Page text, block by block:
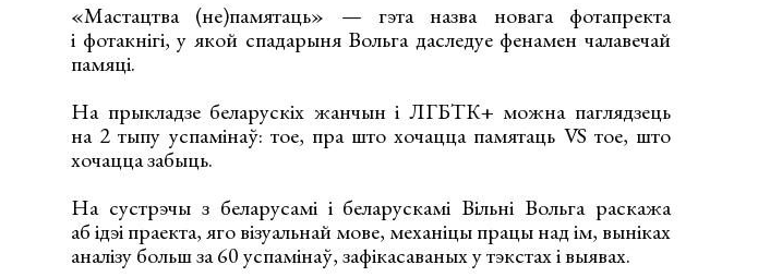
«Мастацтва (не)памятаць» — гэта назва новага фотапректа
і фотакнігі, у якой спадарыня Вольга даследуе фенамен чалавечай
памяці.
На прыкладзе беларускіх жанчын і ЛГБТК+ можна паглядзець
на 2 тыпу успамінаў: тое, пра што хочацца памятаць VS тое, што
хочацца забыць.
На сустрэчы з беларусамі і беларускамі Вільні Вольга раскажа
аб ідэі праекта, яго візуальнай мове, механіцы працы над ім, выніках
аналізу больш за 60 успамінаў, зафікасаваных у тэкстах і выявах.